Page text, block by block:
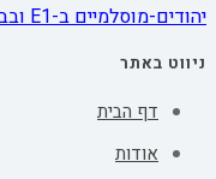
יהודים-מוסלמיים ב-E1 ובברבס
ניווט באתר
דף הבית
אודות